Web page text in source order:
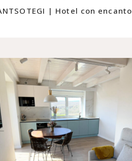
| Hotel con encanto